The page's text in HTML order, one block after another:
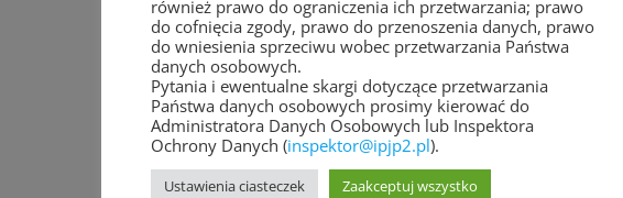
również prawo do ograniczenia ich przetwarzania; prawo
do cofnięcia zgody, prawo do przenoszenia danych, prawo
do wniesienia sprzeciwu wobec przetwarzania Państwa
danych osobowych.
Pytania i ewentualne skargi dotyczące przetwarzania
Państwa danych osobowych prosimy kierować do
Administratora Danych Osobowych lub Inspektora
Ochrony Danych (inspektor@ipjp2.pl).
Ustawienia ciasteczek Zaakceptuj wszystko